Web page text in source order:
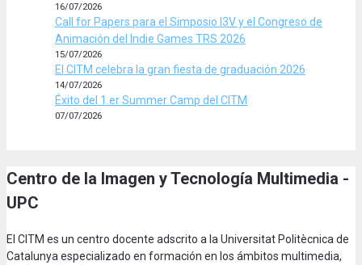
16/07/2026
Call for Papers para el Simposio I3V y el Congreso de
Animación del Indie Games TRS 2026
15/07/2026
El CITM celebra la gran fiesta de graduación 2026
14/07/2026
Éxito del 1.er Summer Camp del CITM
07/07/2026
Centro de la Imagen y Tecnología Multimedia -
UPC
El CITM es un centro docente adscrito a la Universitat Politècnica de
Catalunya especializado en formación en los ámbitos multimedia,